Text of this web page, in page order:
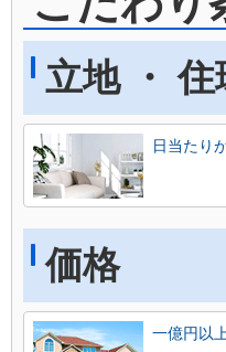
立地 ・ 住
日当たり
価格
一億円以